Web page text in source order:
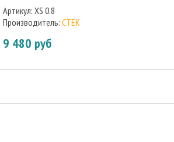
Артикул: XS 0.8
Производитель: CTEK
9 480 руб